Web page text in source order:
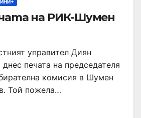
на РИК-Шумен
управител Диян
печата на председателя
комисия в Шумен
Той пожела…